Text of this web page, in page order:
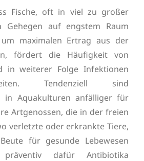
Fische, oft in viel zu großer
Gehegen auf engstem Raum
um maximalen Ertrag aus der
fördert die Häufigkeit von
in weiterer Folge Infektionen
Tendenziell sind
in Aquakulturen anfälliger für
Artgenossen, die in der freien
verletzte oder erkrankte Tiere,
für gesunde Lebewesen
dafür Antibiotika